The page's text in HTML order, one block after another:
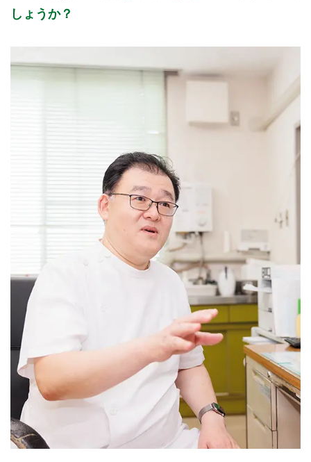
咳や発熱など「かぜ症状」のある方は、「ネット受付(初診)」
での予約はご遠慮下さい。
※診療時間や臨時休診・診療内容等について、事前に必ず医療
機関ホームページ、またはお電話にてご確認ください。
初診受付
しょうか？